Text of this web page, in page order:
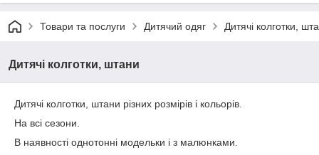
Товари та послуги Дитячий одяг Дитячі колготки,
Дитячі колготки, штани
Дитячі колготки, штани різних розмірів і кольорів.
На всі сезони.
В наявності однотонні модельки і з малюнками.